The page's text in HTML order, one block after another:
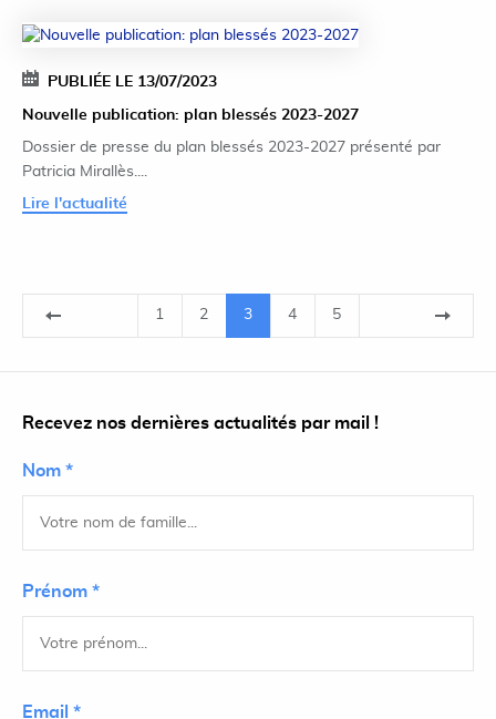
PUBLIÉE LE 13/07/2023
Nouvelle publication: plan blessés 2023-2027
Dossier de presse du plan blessés 2023-2027 présenté par
Patricia Mirallès....
Lire l'actualité
1 2 3 4 5
Recevez nos dernières actualités par mail !
Nom *
Prénom *
Email *